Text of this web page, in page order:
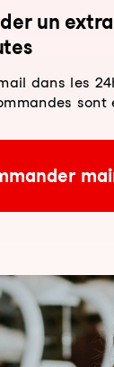
un
dans les
sont